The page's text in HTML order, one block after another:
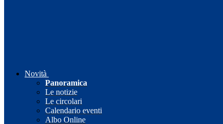
Novità
Panoramica
Le notizie
Le circolari
Calendario eventi
Albo Online